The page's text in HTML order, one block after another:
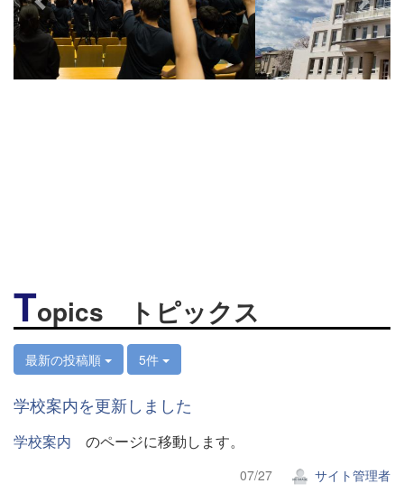
Topics トピックス
最新の投稿順 5件
学校案内を更新しました
学校案内 のページに移動します。
07/27 サイト管理者